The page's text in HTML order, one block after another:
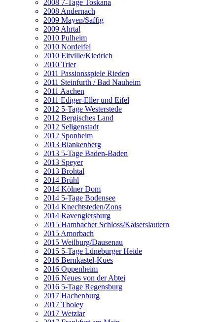
2008 7-Tage Toskana
2008 Andernach
2009 Mayen/Saffig
2009 Ahrtal
2010 Pulheim
2010 Nordeifel
2010 Eltville/Kiedrich
2010 Trier
2011 Passionsspiele Rieden
2011 Steinfurth / Bad Nauheim
2011 Aachen
2011 Ediger-Eller und Eifel
2012 5-Tage Westerstede
2012 Bergisches Land
2012 Seligenstadt
2012 Sponheim
2013 Blankenberg
2013 5-Tage Baden-Baden
2013 Speyer
2013 Brohtal
2014 Brühl
2014 Kölner Dom
2014 5-Tage Bodensee
2014 Knechtsteden/Zons
2014 Ravengiersburg
2015 Hambacher Schloss/Kaiserslautern
2015 Amorbach
2015 Weilburg/Dausenau
2015 5-Tage Lüneburger Heide
2016 Bernkastel-Kues
2016 Oppenheim
2016 Neues von der Abtei
2016 5-Tage Regensburg
2017 Hachenburg
2017 Tholey
2017 Wetzlar